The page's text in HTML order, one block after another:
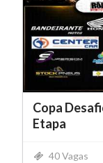
Copa
Etapa
40 Vagas